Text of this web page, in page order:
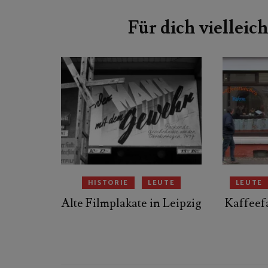
Für dich
HISTORIE LEUTE
Alte Filmplakate in Leipzig
LEUTE